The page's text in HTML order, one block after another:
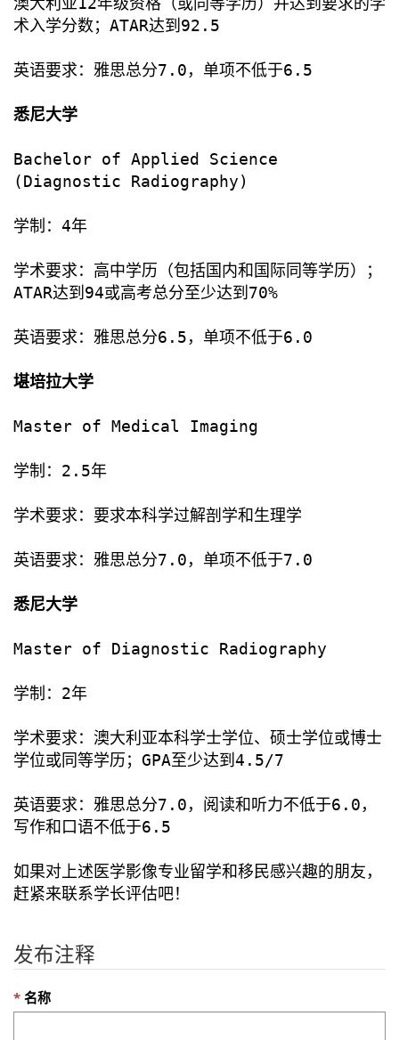
术入学分数；ATAR达到92.5
英语要求：雅思总分7.0，单项不低于6.5
悉尼大学
Bachelor of Applied Science
(Diagnostic Radiography)
学制：4年
学术要求：高中学历（包括国内和国际同等学历）；
ATAR达到94或高考总分至少达到70%
英语要求：雅思总分6.5，单项不低于6.0
堪培拉大学
Master of Medical Imaging
学制：2.5年
学术要求：要求本科学过解剖学和生理学
英语要求：雅思总分7.0，单项不低于7.0
悉尼大学
Master of Diagnostic Radiography
学制：2年
学术要求：澳大利亚本科学士学位、硕士学位或博士
学位或同等学历；GPA至少达到4.5/7
英语要求：雅思总分7.0，阅读和听力不低于6.0，
写作和口语不低于6.5
如果对上述医学影像专业留学和移民感兴趣的朋友，
赶紧来联系学长评估吧！
发布注释
名称